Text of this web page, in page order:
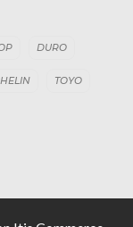
DURO
TOYO